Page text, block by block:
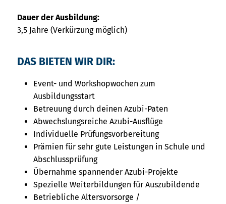
Dauer der Ausbildung:
3,5 Jahre (Verkürzung möglich)
DAS BIETEN WIR DIR:
Event- und Workshopwochen zum
Ausbildungsstart
Betreuung durch deinen Azubi-Paten
Abwechslungsreiche Azubi-Ausflüge
Individuelle Prüfungsvorbereitung
Prämien für sehr gute Leistungen in Schule und
Abschlussprüfung
Übernahme spannender Azubi-Projekte
Spezielle Weiterbildungen für Auszubildende
Betriebliche Altersvorsorge /